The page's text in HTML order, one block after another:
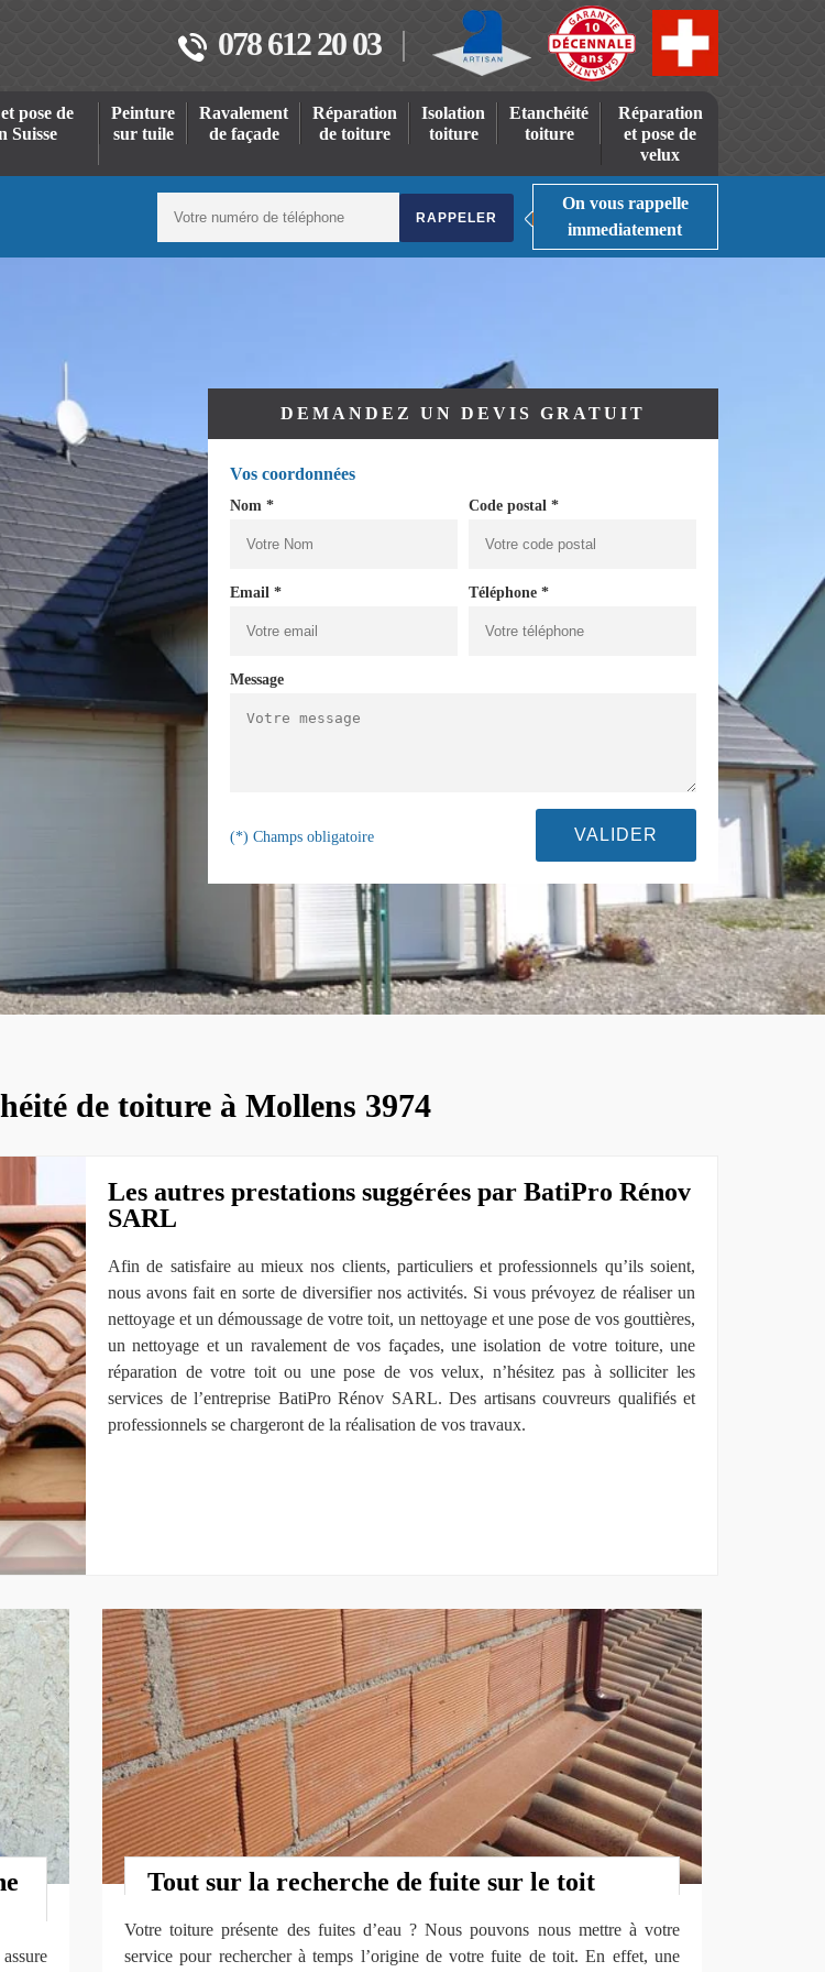
078 612 20 03
pose de
Suisse
Peinture
sur tuile
Ravalement
de façade
Réparation
de toiture
Isolation
toiture
Etanchéité
toiture
Réparation
et pose de
velux
On vous rappelle
immediatement
DEMANDEZ UN DEVIS GRATUIT
Vos coordonnées
Nom * Code postal *
Email * Téléphone *
Message
(*) Champs obligatoire
de toiture à Mollens 3974
Les autres prestations suggérées par BatiPro Rénov
SARL
Afin de satisfaire au mieux nos clients, particuliers et professionnels qu’ils soient,
nous avons fait en sorte de diversifier nos activités. Si vous prévoyez de réaliser un
nettoyage et un démoussage de votre toit, un nettoyage et une pose de vos gouttières,
un nettoyage et un ravalement de vos façades, une isolation de votre toiture, une
réparation de votre toit ou une pose de vos velux, n’hésitez pas à solliciter les
services de l’entreprise BatiPro Rénov SARL. Des artisans couvreurs qualifiés et
professionnels se chargeront de la réalisation de vos travaux.
Tout sur la recherche de fuite sur le toit
Votre toiture présente des fuites d’eau ? Nous pouvons nous mettre à votre
service pour rechercher à temps l’origine de votre fuite de toit. En effet, une